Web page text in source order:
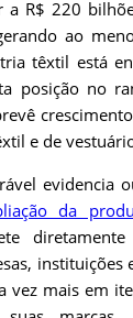
R$ 220
ao
têxtil está
posição no
e de
evidencia
da
instituições
vez mais em